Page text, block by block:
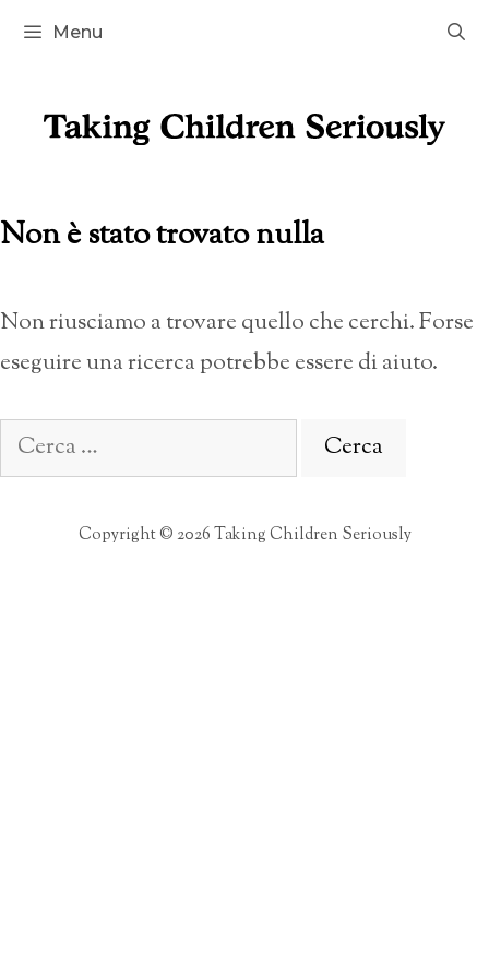
Vai
Menu
Non è stato trovato nulla
Non riusciamo a trovare quello che cerchi. Forse
eseguire una ricerca potrebbe essere di aiuto.
Ricerca
per:
Copyright © 2026 Taking Children Seriously